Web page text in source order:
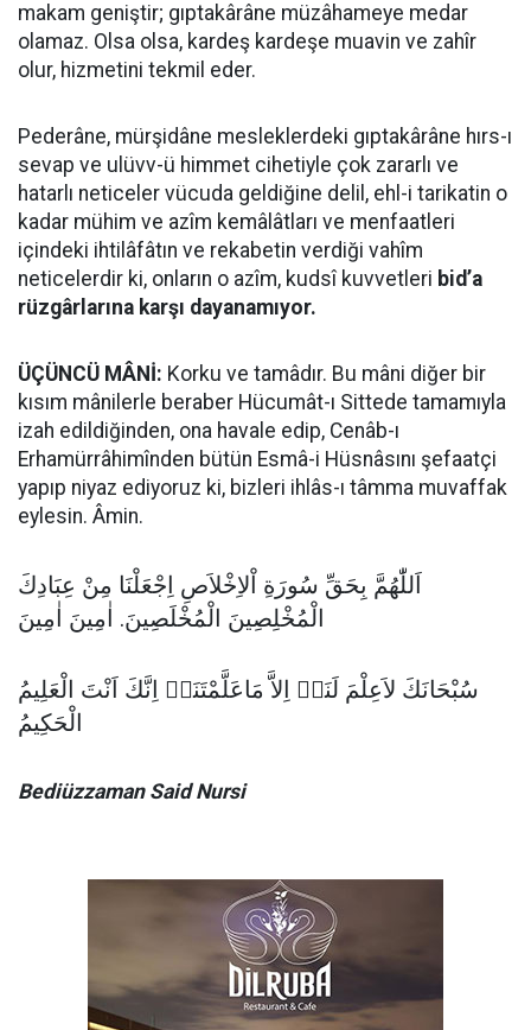
makam geniştir; gıptakârâne müzâhameye medar
olamaz. Olsa olsa, kardeş kardeşe muavin ve zahîr
olur, hizmetini tekmil eder.
Pederâne, mürşidâne mesleklerdeki gıptakârâne hırs-ı
sevap ve ulüvv-ü himmet cihetiyle çok zararlı ve
hatarlı neticeler vücuda geldiğine delil, ehl-i tarikatin o
kadar mühim ve azîm kemâlâtları ve menfaatleri
içindeki ihtilâfâtın ve rekabetin verdiği vahîm
neticelerdir ki, onların o azîm, kudsî kuvvetleri bid’a
rüzgârlarına karşı dayanamıyor.
ÜÇÜNCÜ MÂNİ: Korku ve tamâdır. Bu mâni diğer bir
kısım mânilerle beraber Hücumât-ı Sittede tamamıyla
izah edildiğinden, ona havale edip, Cenâb-ı
Erhamürrâhimînden bütün Esmâ-i Hüsnâsını şefaatçi
yapıp niyaz ediyoruz ki, bizleri ihlâs-ı tâmma muvaffak
eylesin. Âmin.
اَللّٰهُمَّ بِحَقِّ سُورَةِ اْلاِخْلاَصِ اِجْعَلْنَا مِنْ عِبَادِكَ
الْمُخْلِصِينَ الْمُخْلَصِينَ. اٰمِينَ اٰمِينَ
سُبْحَانَكَ لاَعِلْمَ لَنَاۤ اِلاَّ مَاعَلَّمْتَنَاۤ اِنَّكَ اَنْتَ الْعَلِيمُ
الْحَكِيمُ
Bediüzzaman Said Nursi